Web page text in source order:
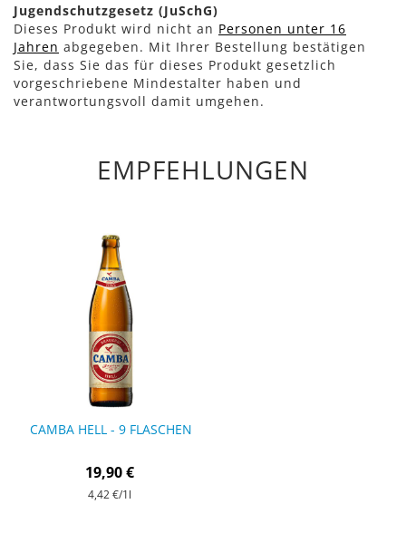
Jugendschutzgesetz (JuSchG)
Dieses Produkt wird nicht an Personen unter 16
Jahren abgegeben. Mit Ihrer Bestellung bestätigen
Sie, dass Sie das für dieses Produkt gesetzlich
vorgeschriebene Mindestalter haben und
verantwortungsvoll damit umgehen.
EMPFEHLUNGEN
CAMBA HELL - 9 FLASCHEN
19,90 €
4,42 €/1l